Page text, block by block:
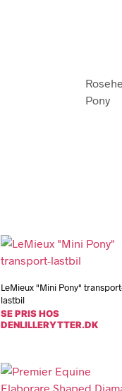
Pony
LeMieux "Mini Pony"
lastbil
SE PRIS HOS
DENLILLERYTTER.DK